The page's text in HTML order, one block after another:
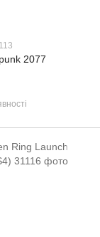
2077